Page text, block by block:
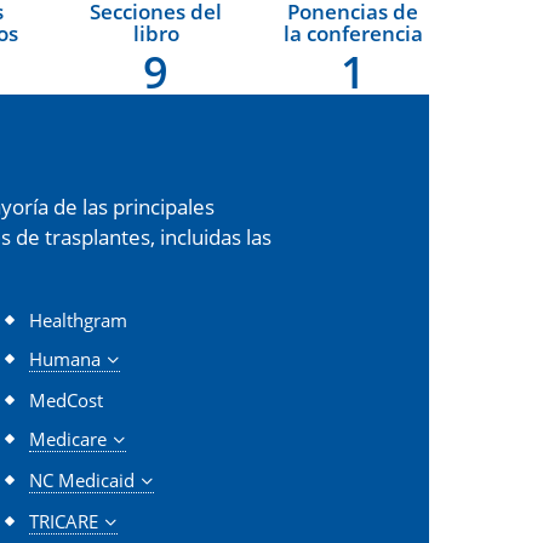
Secciones del
libro
9
Ponencias de
la conferencia
1
de las principales
de trasplantes, incluidas las
Healthgram
Humana
MedCost
Medicare
NC Medicaid
TRICARE